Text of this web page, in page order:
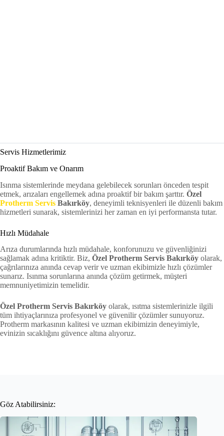
Servis Hizmetlerimiz
Proaktif Bakım ve Onarım
Isınma sistemlerinde meydana gelebilecek sorunları önceden tespit
etmek, arızaları engellemek adına proaktif bir bakım şarttır. Özel
Protherm Servis Bakırköy, deneyimli teknisyenleri ile düzenli bakım
hizmetleri sunarak, sistemlerinizi her zaman en iyi performansta tutar.
Hızlı Müdahale
Arıza durumlarında hızlı müdahale, konforunuzu ve güvenliğinizi
sağlamak adına kritiktir. Biz, Özel Protherm Servis Bakırköy olarak,
çağrılarınıza anında cevap verir ve uzman ekibimizle hızlı çözümler
sunarız. Isınma sorunlarına anında çözüm getirmek, müşteri
memnuniyetimizin temelidir.
Özel Protherm Servis Bakırköy olarak, ısıtma sistemlerinizle ilgili
tüm ihtiyaçlarınıza profesyonel ve güvenilir çözümler sunuyoruz.
Protherm markasının kalitesi ve uzman ekibimizin deneyimiyle,
evinizin sıcaklığını güvence altına alıyoruz.
Göz Atabilirsiniz: